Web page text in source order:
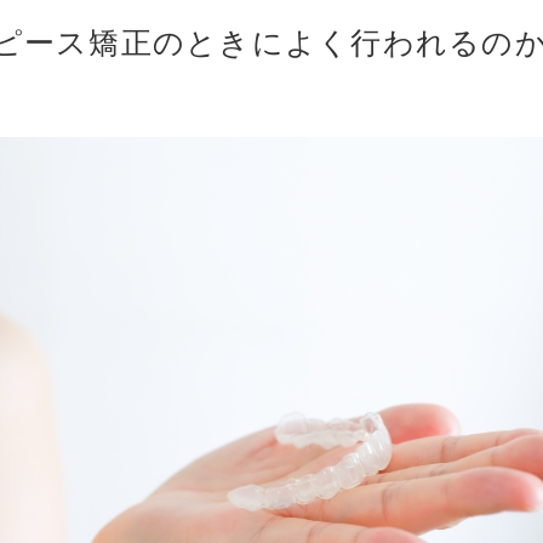
ース矯正のときによく行われるの